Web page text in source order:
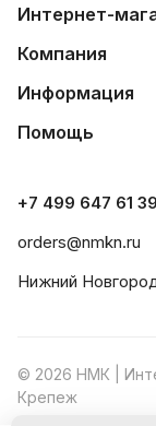
Интернет-
Компания
Информация
Помощь
+7 499 647 61 39
orders@nmkn.ru
Нижний
© 2026 НМК |
Крепеж